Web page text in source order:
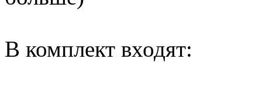
В комплект входят: